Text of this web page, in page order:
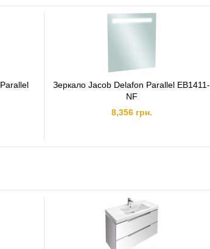
Зеркало Jacob Delafon Parallel EB1411-
NF
8,356 грн.